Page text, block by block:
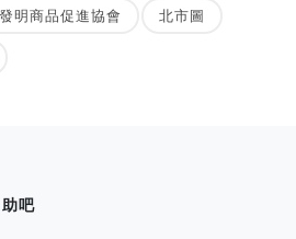
明商品促進協會 北市圖
吧